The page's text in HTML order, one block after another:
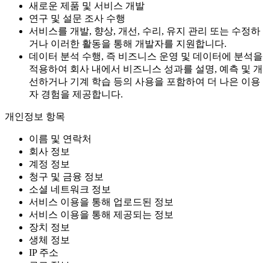
새로운 제품 및 서비스 개발
연구 및 설문 조사 수행
서비스를 개발, 향상, 개선, 수리, 유지 관리 또는 수정하
거나 이러한 활동을 통해 개발자를 지원합니다.
데이터 분석 수행, 즉 비즈니스 운영 및 데이터에 분석을
적용하여 회사 내에서 비즈니스 성과를 설명, 예측 및 개
선하거나 기계 학습 등의 사용을 포함하여 더 나은 이용
자 경험을 제공합니다.
개인정보 항목
이름 및 연락처
회사 정보
계정 정보
청구 및 금융 정보
소셜 네트워크 정보
서비스 이용을 통해 업로드된 정보
서비스 이용을 통해 제공되는 정보
장치 정보
생체 정보
IP 주소